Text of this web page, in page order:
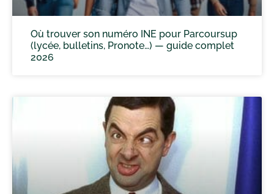
Où trouver son numéro INE pour Parcoursup
(lycée, bulletins, Pronote…) — guide complet
2026